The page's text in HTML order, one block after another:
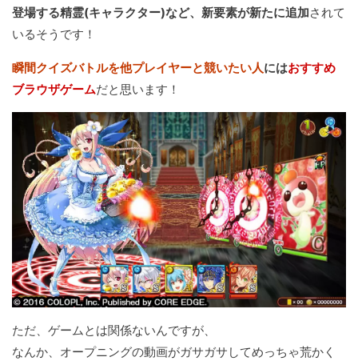
登場する精霊(キャラクター)など、新要素が新たに追加されて
いるそうです！
瞬間クイズバトルを他プレイヤーと競いたい人にはおすすめ
ブラウザゲームだと思います！
ただ、ゲームとは関係ないんですが、
なんか、オープニングの動画がガサガサしてめっちゃ荒かく